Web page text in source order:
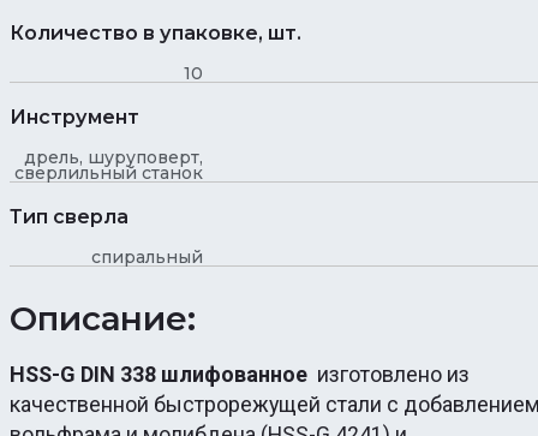
Количество в упаковке, шт.
10
Инструмент
дрель, шуруповерт,
сверлильный станок
Тип сверла
спиральный
Описание:
HSS-G DIN 338 шлифованное изготовлено из
качественной быстрорежущей стали с